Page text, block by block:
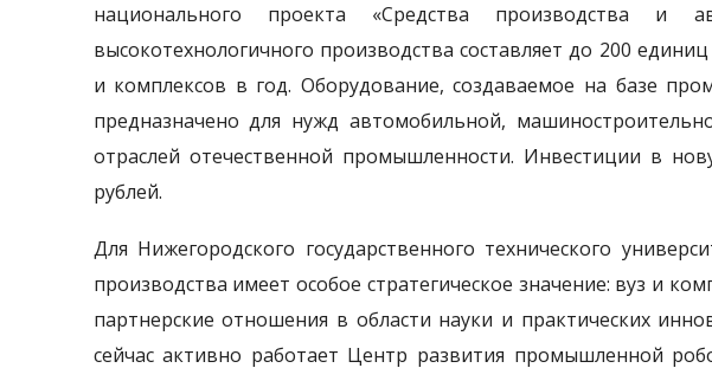
национального проекта «Средства производства и
высокотехнологичного производства составляет до 200
и комплексов в год. Оборудование, создаваемое на базе
предназначено для нужд автомобильной,
отраслей отечественной промышленности. Инвестиции в
рублей.
Для Нижегородского государственного технического
производства имеет особое стратегическое значение: вуз и
партнерские отношения в области науки и практических
сейчас активно работает Центр развития промышленной